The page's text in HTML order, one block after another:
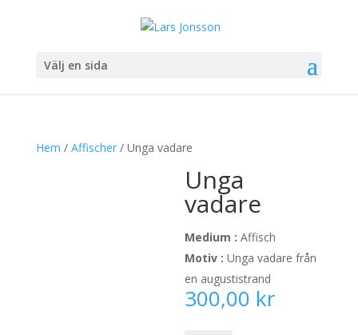
Välj en sida
Hem / Affischer/ Unga vadare
Unga
vadare
Medium :Affisch
Motiv :Unga vadare från
en augustistrand
300,00 kr